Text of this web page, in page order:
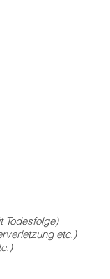
Todesfolge)
etc.)